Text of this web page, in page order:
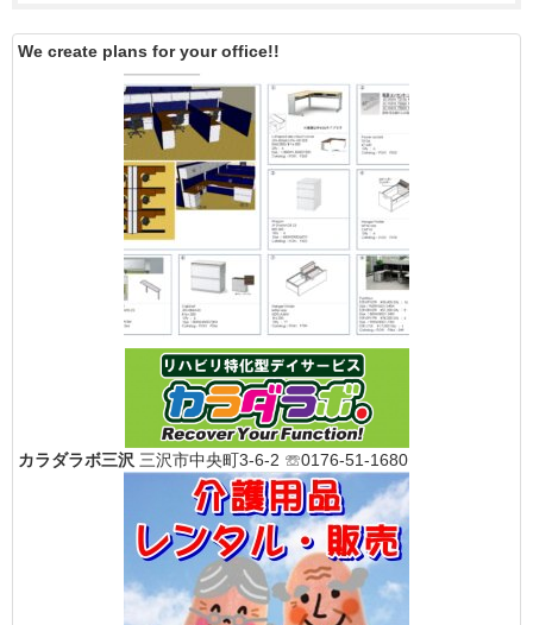
We create plans for your office!!
カラダラボ三沢 三沢市中央町3-6-2 ☏0176-51-1680